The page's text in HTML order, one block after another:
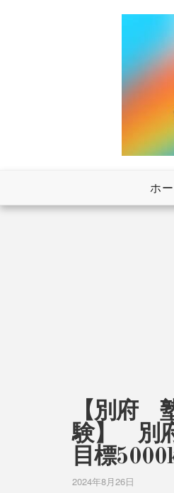
学習 ホ
【別府
験】 別
目標
2024年8月26日